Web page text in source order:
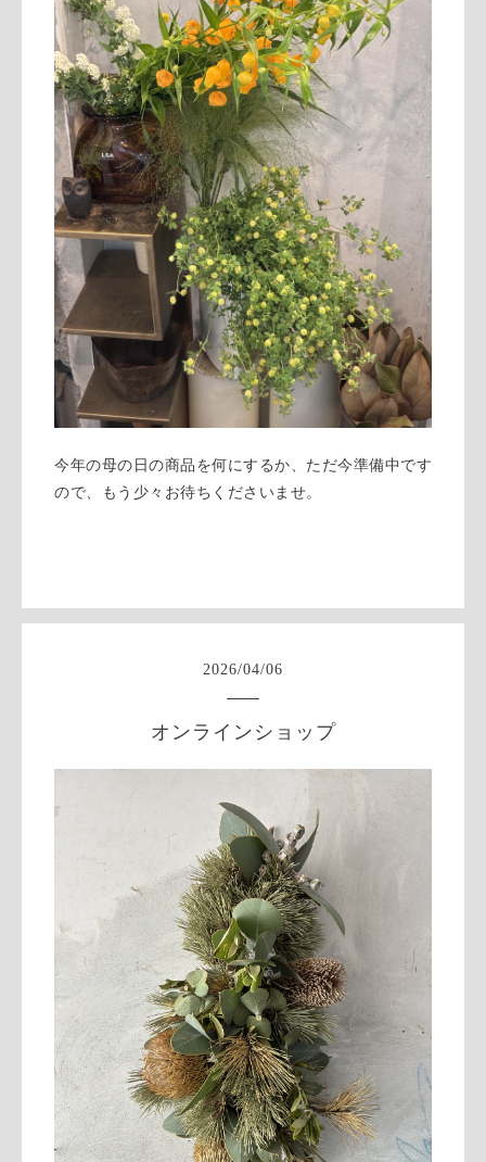
今年の母の日の商品を何にするか、ただ今準備中です
ので、もう少々お待ちくださいませ。
2026/04/06
オンラインショップ